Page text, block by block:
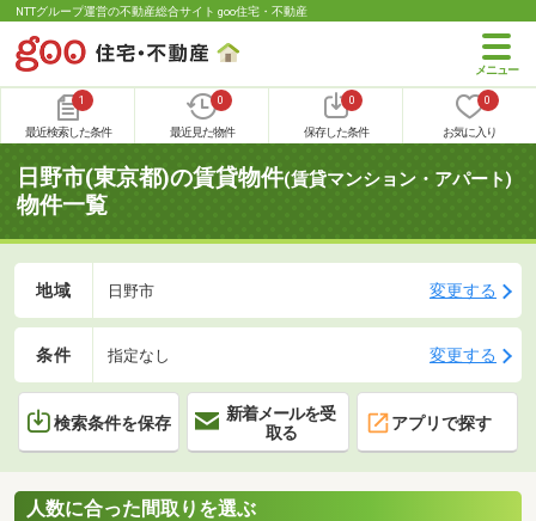
NTTグループ運営の不動産総合サイト goo住宅・不動産
1
最近検索した条件
0
最近見た物件
0
保存した条件
0
お気に入り
日野市(東京都)の賃貸物件(賃貸マンション・アパート)
物件一覧
地域 日野市 変更する
条件 指定なし 変更する
検索条件を保存
新着メールを受
取る
アプリで探す
人数に合った間取りを選ぶ